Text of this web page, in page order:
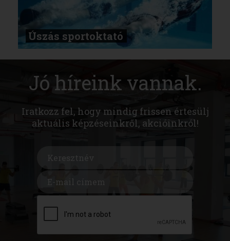
Úszás sportoktató
Jó híreink vannak.
Iratkozz fel, hogy mindig frissen értesülj
aktuális képzéseinkről, akcióinkról!